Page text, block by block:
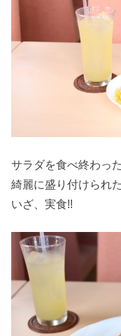
サラダを食べ終わっ
綺麗に盛り付けられ
いざ、実食!!